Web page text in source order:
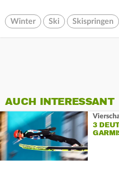
Winter Ski Skispringen
AUCH INTERESSANT
3